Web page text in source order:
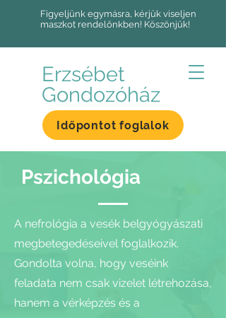
Figyeljünk egymásra, kérjük viseljen
maszkot rendelőnkben! Köszönjük!
Erzsébet
Gondozóház
Időpontot foglalok
Pszichológia
A nefrológia a vesék belgyógyászati
megbetegedéseivel foglalkozik.
Gondolta volna, hogy veséink
feladata nem csak vizelet létrehozása,
hanem a vérképzés és a